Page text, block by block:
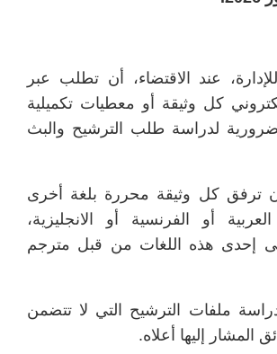
عند الاقتضاء، أن تطلب عبر
كل وثيقة أو معطيات تكميلية
ضرورية لدراسة طلب الترشيح والبث
ترفق كل وثيقة محررة بلغة أخرى
أو الفرنسية أو الانجليزية،
إحدى هذه اللغات من قبل مترجم
ملفات الترشيح التي لا تتضمن
المشار إليها أعلاه.